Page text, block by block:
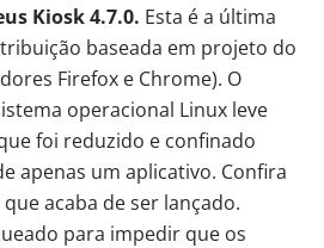
Kiosk4.7.0. Esta é a última
baseada em projeto do
Firefox e Chrome). O
operacional Linux leve
foi reduzido e confinado
apenas um aplicativo. Confira
acaba de ser lançado.
para impedir que os